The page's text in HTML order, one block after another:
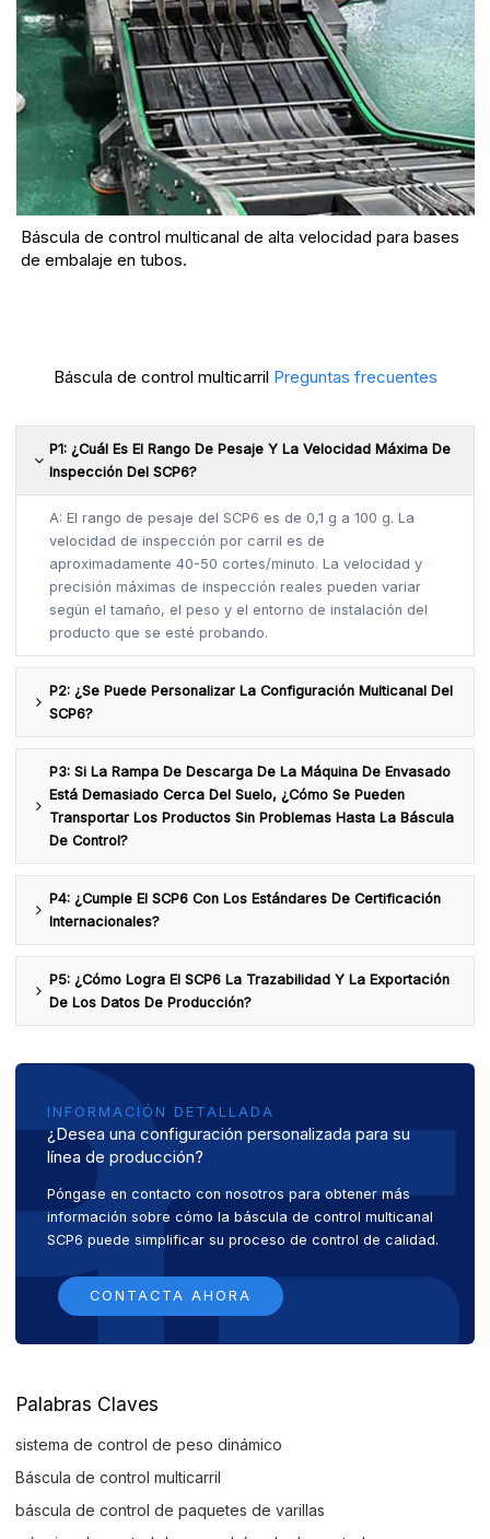
Báscula de control multicanal de alta velocidad para bases
de embalaje en tubos.
Báscula de control multicarril Preguntas frecuentes
P1: ¿Cuál Es El Rango De Pesaje Y La Velocidad Máxima De
Inspección Del SCP6?
A: El rango de pesaje del SCP6 es de 0,1 g a 100 g. La
velocidad de inspección por carril es de
aproximadamente 40-50 cortes/minuto. La velocidad y
precisión máximas de inspección reales pueden variar
según el tamaño, el peso y el entorno de instalación del
producto que se esté probando.
P2: ¿Se Puede Personalizar La Configuración Multicanal Del
SCP6?
P3: Si La Rampa De Descarga De La Máquina De Envasado
Está Demasiado Cerca Del Suelo, ¿cómo Se Pueden
Transportar Los Productos Sin Problemas Hasta La Báscula
De Control?
P4: ¿Cumple El SCP6 Con Los Estándares De Certificación
Internacionales?
P5: ¿Cómo Logra El SCP6 La Trazabilidad Y La Exportación
De Los Datos De Producción?
INFORMACIÓN DETALLADA
¿Desea una configuración personalizada para su
línea de producción?
Póngase en contacto con nosotros para obtener más
información sobre cómo la báscula de control multicanal
SCP6 puede simplificar su proceso de control de calidad.
CONTACTA AHORA
Palabras Claves
sistema de control de peso dinámico
Báscula de control multicarril
báscula de control de paquetes de varillas